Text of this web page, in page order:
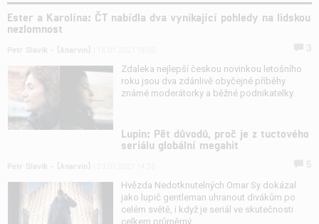
Ester a Karolína: ČT nabídla dva vynikající pohledy na lidskou
nezlomnost
Zdaleka nejlepší českou novinkou letošního
roku jsou dva zdánlivě obyčejné příběhy
známé moderátorky a běžné podnikatelky.
Lupin: Pět důvodů, proč je z tuctového
seriálu globální megahit
Hvězda Nedotknutelných Omar Sy dokázal
jako lupič gentleman uhranout divákům po
celém světě, i když je seriál ve skutečnosti
celkem průměrný.